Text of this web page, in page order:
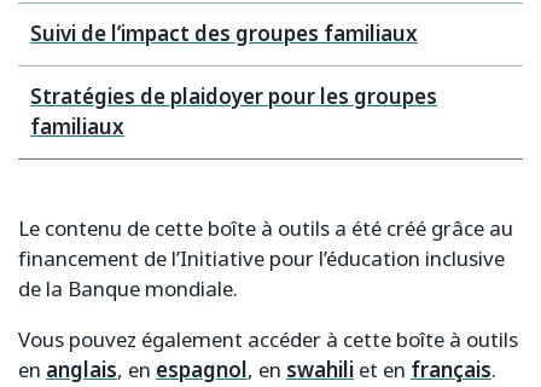
Suivi de l’impact des groupes familiaux
Stratégies de plaidoyer pour les groupes
familiaux
Le contenu de cette boîte à outils a été créé grâce au
financement de l’Initiative pour l’éducation inclusive
de la Banque mondiale.
Vous pouvez également accéder à cette boîte à outils
en anglais, en espagnol, en swahili et en français.